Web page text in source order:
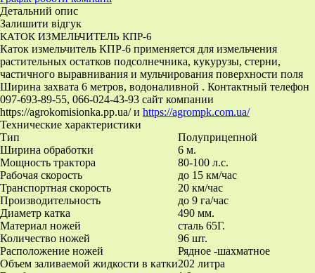
Детальний опис
Залишити відгук
КАТОК ИЗМЕЛЬЧИТЕЛЬ КПР-6
Каток измельчитель КПР-6 применяется для измельчения
растительных остатков подсолнечника, кукурузы, стерни,
частичного выравнивания и мульчирования поверхности поля
Ширина захвата 6 метров, водоналивной . Контактный телефон
097-693-89-55, 066-024-43-93 сайт компании
https://agrokomisionka.pp.ua/ и https://agrompk.com.ua/
Технические характеристики
Тип
Полуприцепной
Ширина обработки
6 м.
Мощность трактора
80-100 л.с.
Рабочая скорость
до 15 км/час
Транспортная скорость
20 км/час
Производительность
до 9 га/час
Диаметр катка
490 мм.
Материал ножей
сталь 65Г.
Количество ножей
96 шт.
Расположение ножей
Рядное -шахматное
Объем заливаемой жидкости в катки202 литра